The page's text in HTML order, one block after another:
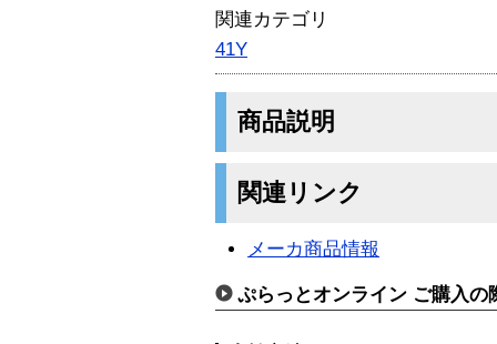
関連カテゴリ
41Y
商品説明
関連リンク
メーカ商品情報
ぷらっとオンライン ご購入の